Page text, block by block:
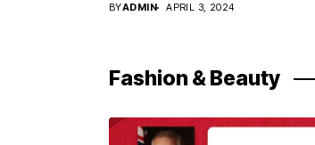
来看看那些“吸睛”的亮点吧↓↓↓
这第一喜就是：今天是情人节！
家有一个特别的纪念。接下来第
穿婚纱在Collins St的教堂门外，
动和温暖至今记忆犹新，那是我
BYADMIN APRIL 3, 2024
Fashion & Beauty